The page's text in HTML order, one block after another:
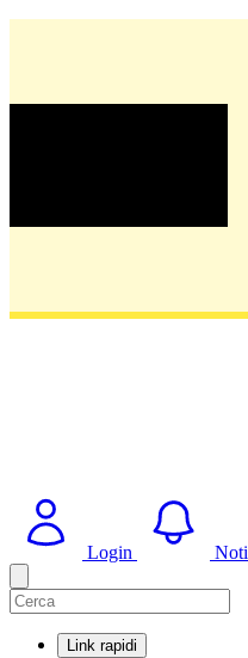
Login
Link rapidi